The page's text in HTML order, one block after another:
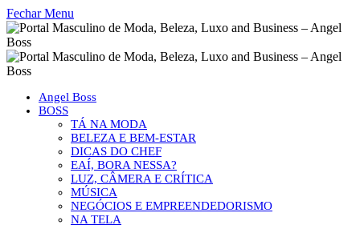
Fechar Menu
Angel Boss
BOSS
TÁ NA MODA
BELEZA E BEM-ESTAR
DICAS DO CHEF
EAÍ, BORA NESSA?
LUZ, CÂMERA E CRÍTICA
MÚSICA
NEGÓCIOS E EMPREENDEDORISMO
NA TELA